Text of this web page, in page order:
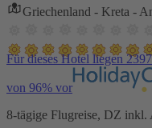
Griechenland - Kreta -
Für dieses Hotel liegen
von 96% vor
8-tägige Flugreise, DZ inkl.